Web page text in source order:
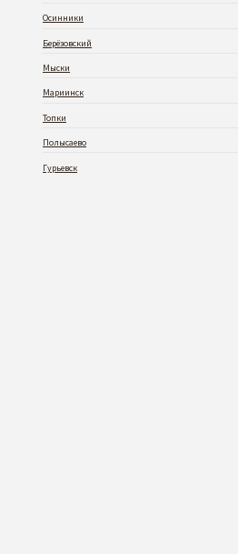
Осинники
Берёзовский
Мыски
Мариинск
Топки
Полысаево
Гурьевск